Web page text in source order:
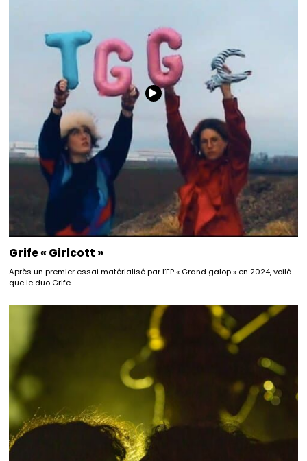
Grife « Girlcott »
Après un premier essai matérialisé par l’EP « Grand galop » en 2024, voilà
que le duo Grife